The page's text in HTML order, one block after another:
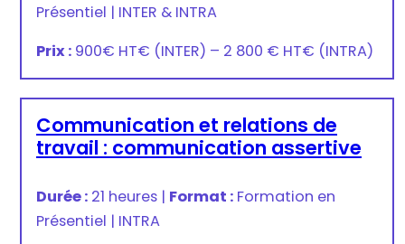
Présentiel | INTER & INTRA
Prix : 900€ HT€ (INTER) – 2 800 € HT€ (INTRA)
Communication et relations de
travail : communication assertive
Durée : 21 heures | Format : Formation en
Présentiel | INTRA